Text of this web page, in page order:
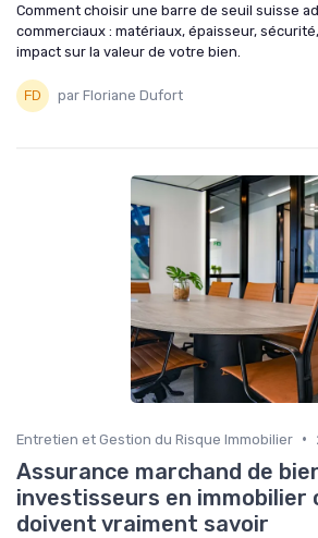
Comment choisir une barre de seuil suisse
commerciaux : matériaux, épaisseur,
impact sur la valeur de votre bien.
par Floriane Dufort
Entretien et Gestion du Risque Immobilier •
Assurance marchand de
investisseurs en immobilier
doivent vraiment savoir